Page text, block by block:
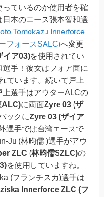
ているのか使用者を確
本のエース張本智和選
Tomokazu Innerforce
フォースSALC)へ変更
イア03)を使用されてい
手！彼女はフォア面に
ています。続いて戸上
選手はアウターALCの
ALC)に両面Zyre 03 (ザ
ックにZyre 03 (ザイア
選手では台湾エースで
Ju (林昀儒 )選手がアウ
ZLC (林昀儒SZLC)の
を使用していますね。
(フランチスカ)選手は
Innerforce ZLC (フ